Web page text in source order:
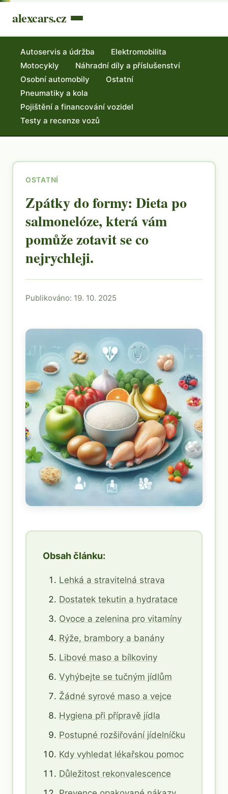
alexcars.cz
Autoservis a údržba
Elektromobilita
Motocykly
Náhradní díly a příslušenství
Osobní automobily
Ostatní
Pneumatiky a kola
Pojištění a financování vozidel
Testy a recenze vozů
OSTATNÍ
Zpátky do formy: Dieta po
salmonelóze, která vám
pomůže zotavit se co
nejrychleji.
Publikováno: 19. 10. 2025
Obsah článku:
Lehká a stravitelná strava
Dostatek tekutin a hydratace
Ovoce a zelenina pro vitamíny
Rýže, brambory a banány
Libové maso a bílkoviny
Vyhýbejte se tučným jídlům
Žádné syrové maso a vejce
Hygiena při přípravě jídla
Postupné rozšiřování jídelníčku
Kdy vyhledat lékařskou pomoc
Důležitost rekonvalescence